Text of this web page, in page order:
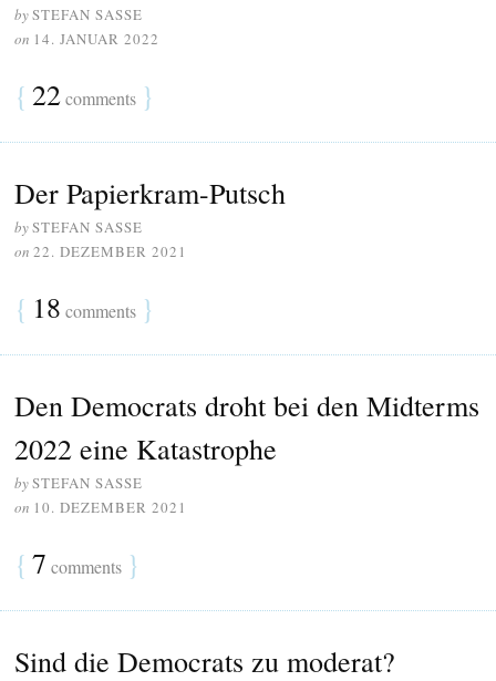
bySTEFAN SASSE
on 14. JANUAR 2022
{ 22comments }
Der Papierkram-Putsch
bySTEFAN SASSE
on 22. DEZEMBER 2021
{ 18 comments }
Den Democrats droht bei den Midterms
2022 eine Katastrophe
bySTEFAN SASSE
on 10. DEZEMBER 2021
{ 7 comments }
Sind die Democrats zu moderat?